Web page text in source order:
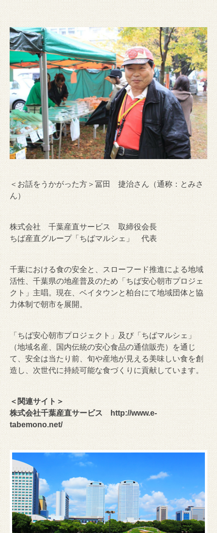
＜お話をうかがった方＞冨田 捷治さん（通称：とみさ
ん）
株式会社 千葉産直サービス 取締役会長
ちば産直グループ「ちばマルシェ」 代表
千葉における食の安全と、スローフード推進による地域
活性、千葉県の地産普及のため「ちば安心朝市プロジェ
クト」主唱。現在、ベイタウンと柏台にて地域団体と協
力体制で朝市を展開。
「ちば安心朝市プロジェクト」及び「ちばマルシェ」
（地域名産、国内伝統の安心食品の通信販売）を通じ
て、安全は当たり前、旬や産地が見える美味しい食を創
造し、次世代に持続可能な食づくりに貢献しています。
＜関連サイト＞
株式会社千葉産直サービス
http://www.e-
tabemono.net/